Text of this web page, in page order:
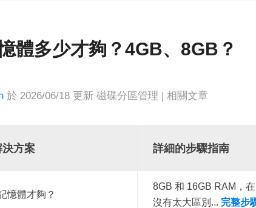
體多少才夠？4GB、8GB？
於 2026/06/18 更新 磁碟分區管理 | 相關文章
方案 詳細的步驟指南
憶體才夠？
8GB 和 16GB RAM，
沒有太大區別... 完整步